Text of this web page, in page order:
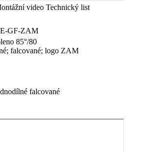
video Technický list
GF-ZAM
85°/80
falcované; logo ZAM
falcované